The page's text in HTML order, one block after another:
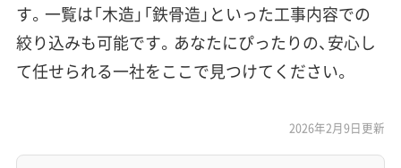
す。一覧は「木造」「鉄骨造」といった工事内容での
絞り込みも可能です。あなたにぴったりの、安心し
て任せられる一社をここで見つけてください。
2026年2月9日更新